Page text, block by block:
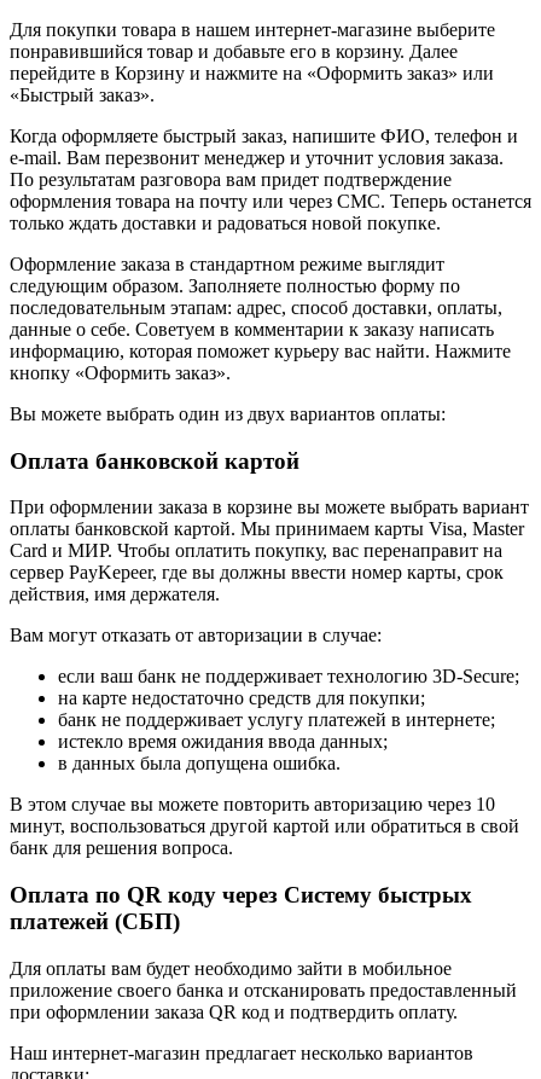
Для покупки товара в нашем интернет-магазине выберите
понравившийся товар и добавьте его в корзину. Далее
перейдите в Корзину и нажмите на «Оформить заказ» или
«Быстрый заказ».
Когда оформляете быстрый заказ, напишите ФИО, телефон и
e-mail. Вам перезвонит менеджер и уточнит условия заказа.
По результатам разговора вам придет подтверждение
оформления товара на почту или через СМС. Теперь останется
только ждать доставки и радоваться новой покупке.
Оформление заказа в стандартном режиме выглядит
следующим образом. Заполняете полностью форму по
последовательным этапам: адрес, способ доставки, оплаты,
данные о себе. Советуем в комментарии к заказу написать
информацию, которая поможет курьеру вас найти. Нажмите
кнопку «Оформить заказ».
Вы можете выбрать один из двух вариантов оплаты:
Оплата банковской картой
При оформлении заказа в корзине вы можете выбрать вариант
оплаты банковской картой. Мы принимаем карты Visa, Master
Card и МИР. Чтобы оплатить покупку, вас перенаправит на
сервер PayKepeer, где вы должны ввести номер карты, срок
действия, имя держателя.
Вам могут отказать от авторизации в случае:
если ваш банк не поддерживает технологию 3D-Secure;
на карте недостаточно средств для покупки;
банк не поддерживает услугу платежей в интернете;
истекло время ожидания ввода данных;
в данных была допущена ошибка.
В этом случае вы можете повторить авторизацию через 10
минут, воспользоваться другой картой или обратиться в свой
банк для решения вопроса.
Оплата по QR коду через Систему быстрых
платежей (СБП)
Для оплаты вам будет необходимо зайти в мобильное
приложение своего банка и отсканировать предоставленный
при оформлении заказа QR код и подтвердить оплату.
Наш интернет-магазин предлагает несколько вариантов
доставки: